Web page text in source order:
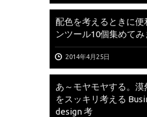
配色を考えるときに便
ンツール10個集めてみ
2014年4月25日
あ～モヤモヤする。漠
をスッキリ考える
design 考